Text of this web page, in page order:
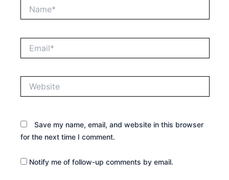
Save my name, email, and website in this browser
for the next time I comment.
Notify me of follow-up comments by email.